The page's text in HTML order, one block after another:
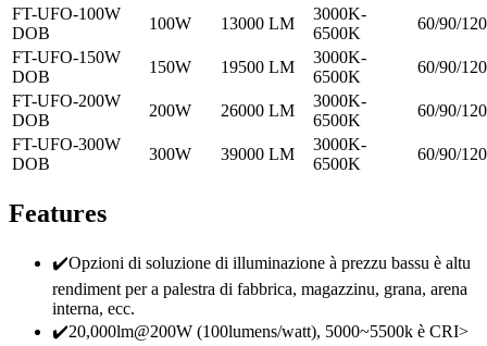
FT-UFO-100W
DOB
100W 13000 LM
3000K-
6500K
60/90/
FT-UFO-150W
DOB
150W 19500 LM
3000K-
6500K
60/90/
FT-UFO-200W
DOB
200W 26000 LM
3000K-
6500K
60/90/
FT-UFO-300W
DOB
300W 39000 LM
3000K-
6500K
60/90/
Features
✔️Opzioni di soluzione di illuminazione à prezzu bassu è altu
rendiment per a palestra di fabbrica, magazzinu, grana, arena
interna, ecc.
✔️20,000lm@200W (100lumens/watt), 5000~5500k è CRI>